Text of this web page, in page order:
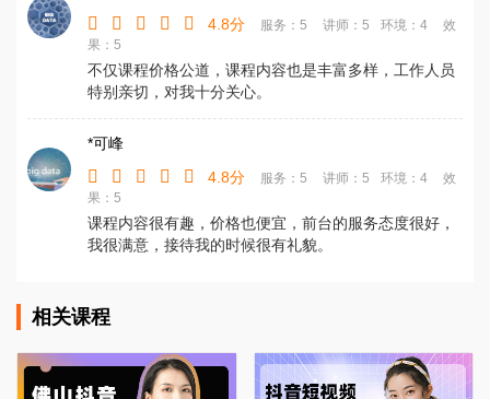
4.8分
服务：5 讲师：5 环境：4
效
果：5
不仅课程价格公道，课程内容也是丰富多样，工作人员
特别亲切，对我十分关心。
*可峰
4.8分
服务：5 讲师：5 环境：4
效
果：5
课程内容很有趣，价格也便宜，前台的服务态度很好，
我很满意，接待我的时候很有礼貌。
相关课程